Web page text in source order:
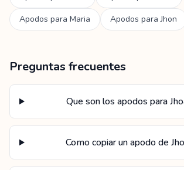
Apodos para Maria Apodos paraJhon
Preguntas frecuentes
Que son los apodos para
Como copiar un apodo de